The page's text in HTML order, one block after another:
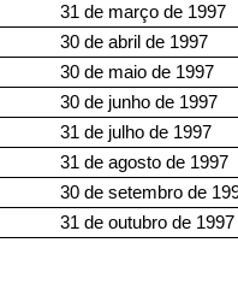
31 de março de 1997
30 de abril de 1997
30 de maio de 1997
30 de junho de 1997
31 de julho de 1997
31 de agosto de 1997
30 de setembro de
31 de outubro de 1997